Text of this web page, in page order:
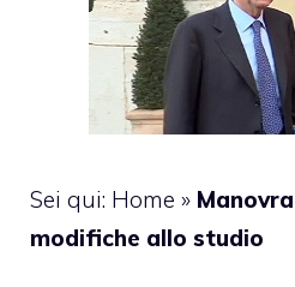
Sei qui: Home »
modifiche allo studio